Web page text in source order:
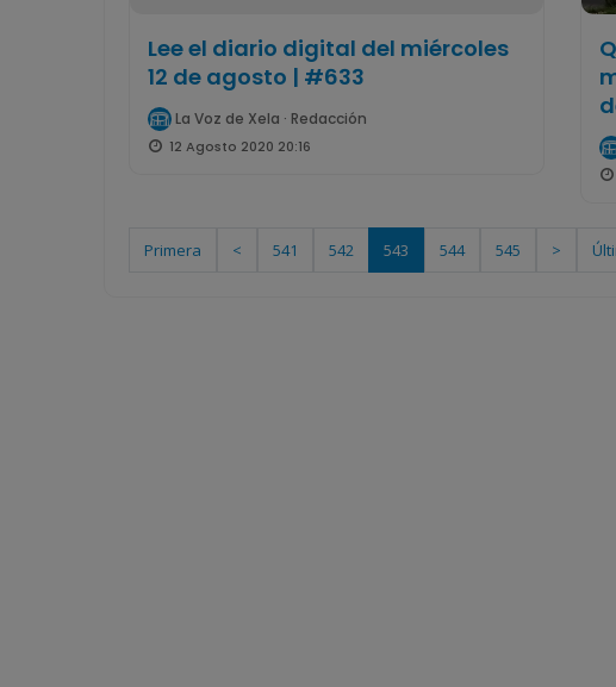
Lee el diario digital del miércoles
12 de agosto | #633
La Voz de Xela · Redacción
12 Agosto 2020 20:16
Primera < 541 542 543 544 545 >